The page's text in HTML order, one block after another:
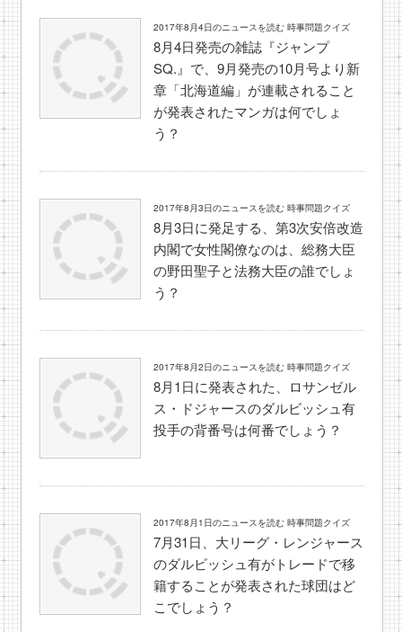
2017年8月4日のニュースを読む 時事問題クイズ
8月4日発売の雑誌『ジャンプ
SQ.』で、9月発売の10月号より新
章「北海道編」が連載されること
が発表されたマンガは何でしょ
う？
2017年8月3日のニュースを読む 時事問題クイズ
8月3日に発足する、第3次安倍改造
内閣で女性閣僚なのは、総務大臣
の野田聖子と法務大臣の誰でしょ
う？
2017年8月2日のニュースを読む 時事問題クイズ
8月1日に発表された、ロサンゼル
ス・ドジャースのダルビッシュ有
投手の背番号は何番でしょう？
2017年8月1日のニュースを読む 時事問題クイズ
7月31日、大リーグ・レンジャース
のダルビッシュ有がトレードで移
籍することが発表された球団はど
こでしょう？